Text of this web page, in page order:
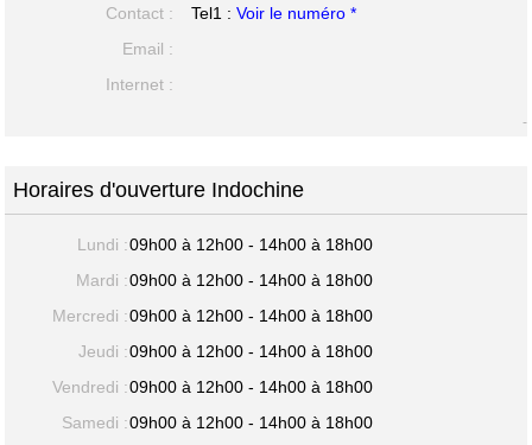
Contact :
Tel1 :Voir le numéro *
Email :
Internet :
-
Horaires d'ouverture Indochine
Lundi :09h00 à 12h00 - 14h00 à 18h00
Mardi :09h00 à 12h00 - 14h00 à 18h00
Mercredi :09h00 à 12h00 - 14h00 à 18h00
Jeudi :09h00 à 12h00 - 14h00 à 18h00
Vendredi :09h00 à 12h00 - 14h00 à 18h00
Samedi :09h00 à 12h00 - 14h00 à 18h00